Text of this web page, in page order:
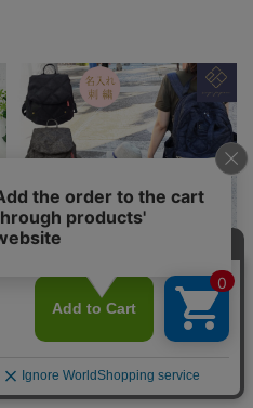
【e.x.p.japon】LUXURIOUS…